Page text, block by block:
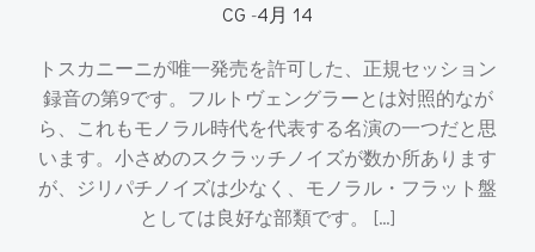
CG -4月 14
トスカニーニが唯一発売を許可した、正規セッション
録音の第9です。フルトヴェングラーとは対照的なが
ら、これもモノラル時代を代表する名演の一つだと思
います。小さめのスクラッチノイズが数か所あります
が、ジリパチノイズは少なく、モノラル・フラット盤
としては良好な部類です。 […]